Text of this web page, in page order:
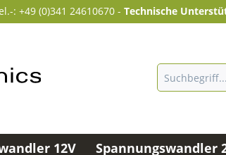
: +49 (0)341 24610670 - Technische
12V Spannungswandler